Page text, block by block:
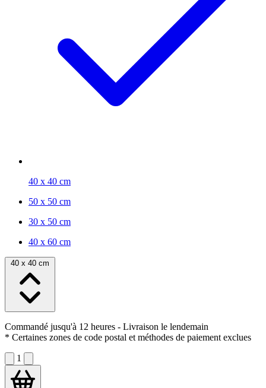
40 x 40 cm
50 x 50 cm
30 x 50 cm
40 x 60 cm
40 x 40 cm
Commandé jusqu'à 12 heures - Livraison le lendemain
* Certaines zones de code postal et méthodes de paiement exclues
1